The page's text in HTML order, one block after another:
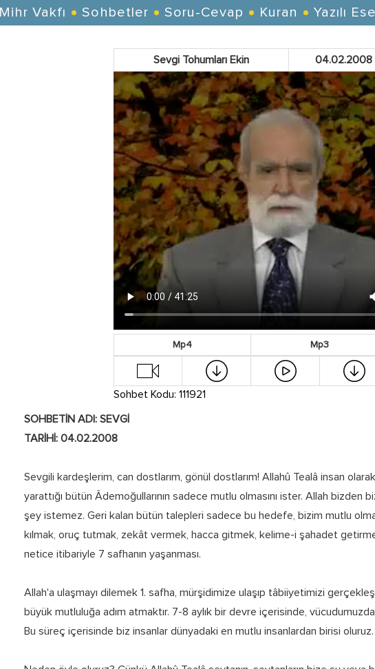
Mihr Vakfı Sohbetler Soru-Cevap Kuran Yazılı
Sevgi Tohumları Ekin 04.02.2008
Mp4 Mp3
Sohbet Kodu: 111921
SOHBETİN ADI: SEVGİ
TARİHİ: 04.02.2008
Sevgili kardeşlerim, can dostlarım, gönül dostlarım! Allahû Tealâ insan
yarattığı bütün Âdemoğullarının sadece mutlu olmasını ister. Allah bizden
şey istemez. Geri kalan bütün talepleri sadece bu hedefe, bizim mutlu
kılmak, oruç tutmak, zekât vermek, hacca gitmek, kelime-i şahadet
netice itibariyle 7 safhanın yaşanması.
Allah'a ulaşmayı dilemek 1. safha, mürşidimize ulaşıp tâbiiyetimizi
büyük mutluluğa adım atmaktır. 7-8 aylık bir devre içerisinde,
Bu süreç içerisinde biz insanlar dünyadaki en mutlu insanlardan birisi oluruz.